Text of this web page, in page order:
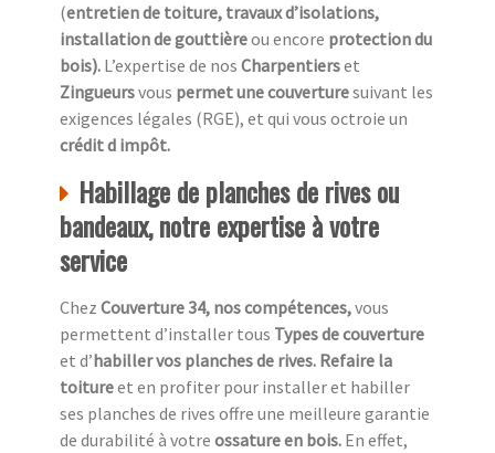
(entretien de toiture, travaux d’isolations,
installation de gouttièreou encore protection du
bois). L’expertise de nos Charpentierset
Zingueursvous permet une couverturesuivant les
exigences légales (RGE), et qui vous octroie un
crédit d impôt.
Habillage de planches de rives ou
bandeaux, notre expertise à votre
service
Chez Couverture 34, nos compétences,vous
permettent d’installer tous Types de couverture
et d’habiller vos planches de rives. Refaire la
toitureet en profiter pour installer et habiller
ses planches de rives offre une meilleure garantie
de durabilité à votre ossature en bois. En effet,